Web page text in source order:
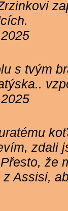
s tvým
zdali
že
z Assisi,